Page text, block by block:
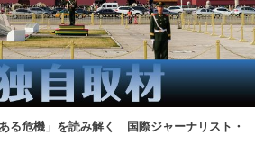
る危機」を読み解く 国際ジャーナリスト・